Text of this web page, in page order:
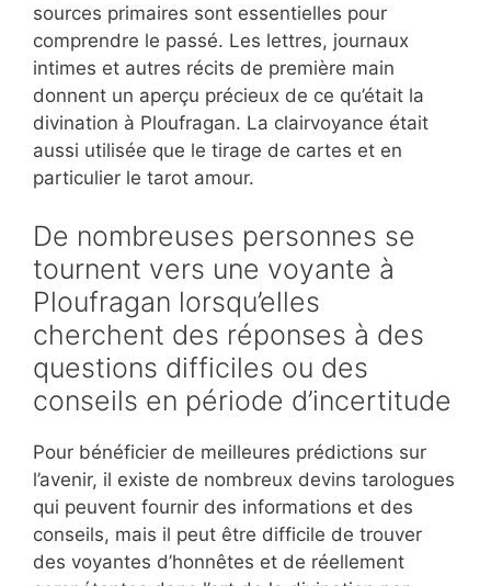
sources primaires sont essentielles pour
comprendre le passé. Les lettres, journaux
intimes et autres récits de première main
donnent un aperçu précieux de ce qu’était la
divination à Ploufragan. La clairvoyance était
aussi utilisée que le tirage de cartes et en
particulier le tarot amour.
De nombreuses personnes se
tournent vers une voyante à
Ploufragan lorsqu’elles
cherchent des réponses à des
questions difficiles ou des
conseils en période d’incertitude
Pour bénéficier de meilleures prédictions sur
l’avenir, il existe de nombreux devins tarologues
qui peuvent fournir des informations et des
conseils, mais il peut être difficile de trouver
des voyantes d’honnêtes et de réellement